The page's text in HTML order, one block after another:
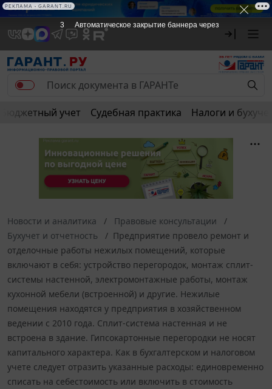
Бюджетный учет Судебная практика Налоги и
Новости и аналитика
Правовые консультации
Бухучет и отчетность
Предприятие провело ремонт и
отделочные работы нежилых помещений, которые
включают в себя: устройство перегородок, монтаж сплит-
системы настенной, электромонтажные работы, монтаж
кухонной мебели (встроенной) и другие. Нежилые
помещения находятся у предприятия в хозяйственном
ведении с 2010 года. Сплит-система настенная и не
встроена в здание. Гипсокартонные перегородки не носят
капитального характера. Как в бухгалтерском и налоговом
учете следует отразить указанные расходы: единовременно
списать на себестоимость или включить в стоимость
3 Автоматическое закрытие баннера через
РЕКЛАМА • GARANT.RU